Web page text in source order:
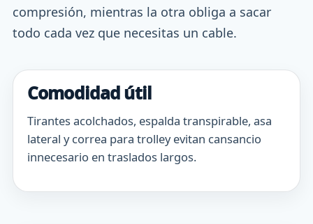
compresión, mientras la otra obliga a sacar
todo cada vez que necesitas un cable.
Comodidad útil
Tirantes acolchados, espalda transpirable, asa
lateral y correa para trolley evitan cansancio
innecesario en traslados largos.